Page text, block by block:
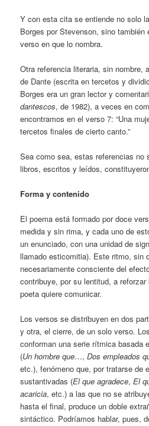
Y con esta cita se entiende no solo
Borges por Stevenson, sino también
verso en que lo nombra.
Otra referencia literaria, sin nombre,
de Dante (escrita en tercetos y
Borges era un gran lector y
dantescos, de 1982), a veces en
encontramos en el verso 7: “Una
tercetos finales de cierto canto.”
Sea como sea, estas referencias no
libros, escritos y leídos,
Forma y contenido
El poema está formado por doce
medida y sin rima, y cada uno de
un enunciado, con una unidad de
llamado esticomitia). Este ritmo, sin
necesariamente consciente del
contribuye, por su lentitud, a
poeta quiere comunicar.
Los versos se distribuyen en dos
y otra, el cierre, de un solo verso.
conforman una serie rítmica basada
(Un hombre que…,Dos empleados
etc.), fenómeno que, por tratarse de
sustantivadas (El que agradece,El
acaricia, etc.) a las que no se
hasta el final, produce un doble
sintáctico. Podríamos hablar, pues,